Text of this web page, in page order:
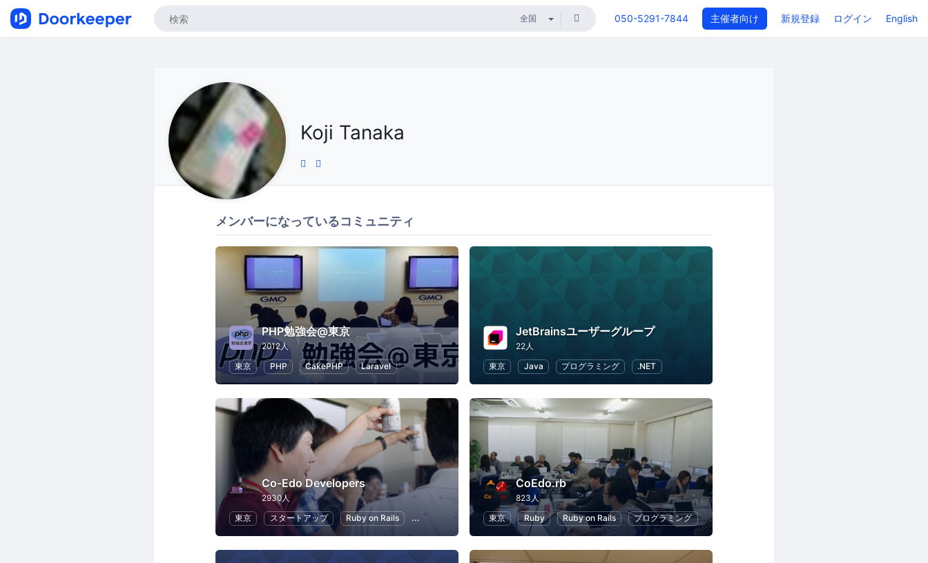
050-5291-7844 主催者向け 新規登録 ログイン English
Koji Tanaka
メンバーになっているコミュニティ
PHP勉強会@東京
2012人
東京
PHP CakePHP Laravel
JetBrainsユーザーグループ
22人
東京
Java プログラミング .NET
Co-Edo Developers
2930人
東京
スタートアップ Ruby on Rails Git プログラミング アプリ開発
CoEdo.rb
823人
東京
Ruby Ruby on Rails プログラミング